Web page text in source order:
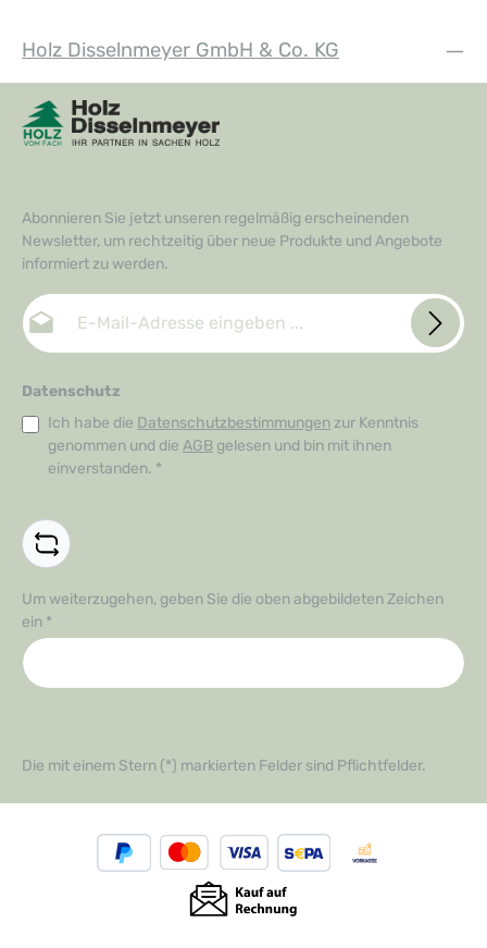
Holz Disselnmeyer GmbH & Co. KG
Abonnieren Sie jetzt unseren regelmäßig erscheinenden
Newsletter, um rechtzeitig über neue Produkte und Angebote
informiert zu werden.
E-Mail-Adresse*
Datenschutz
Ich habe die Datenschutzbestimmungen zur Kenntnis
genommen und die AGB gelesen und bin mit ihnen
einverstanden. *
Um weiterzugehen, geben Sie die oben abgebildeten Zeichen
ein *
Die mit einem Stern (*) markierten Felder sind Pflichtfelder.